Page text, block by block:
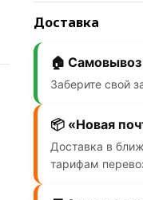
Доставка
🏠 Самовывоз
Заберите свой
📦 «Новая
Доставка в
тарифам